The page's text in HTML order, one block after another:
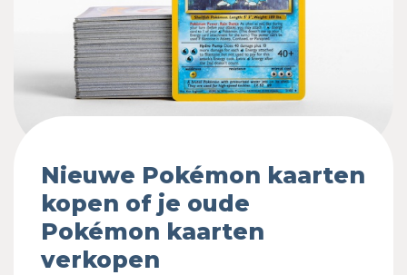
Nieuwe Pokémon kaarten
kopen of je oude
Pokémon kaarten
verkopen